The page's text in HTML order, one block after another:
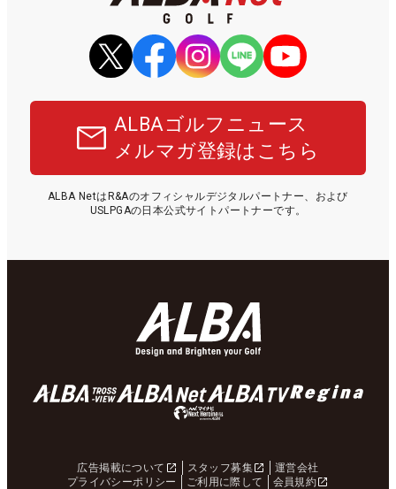
ALBAゴルフニュース
メルマガ登録はこちら
ALBA NetはR&Aのオフィシャルデジタルパートナー、および
USLPGAの日本公式サイトパートナーです。
広告掲載について スタッフ募集
運営会社
プライバシーポリシー
ご利用に際して
会員規約